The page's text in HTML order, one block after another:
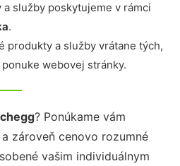
služby poskytujeme v rámci
.
produkty a služby vrátane tých,
webovej stránky.
? Ponúkame vám
zároveň cenovo rozumné
vašim individuálnym